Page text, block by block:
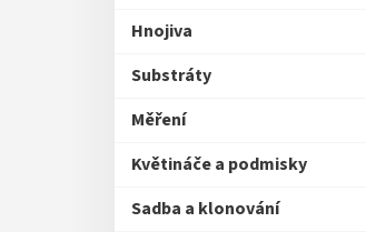
Hnojiva
Substráty
Měření
Květináče a podmisky
Sadba a klonování